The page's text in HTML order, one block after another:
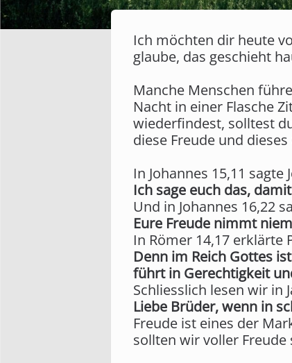
Ich möchten dir heute
glaube, das geschieht
Manche Menschen
Nacht in einer Flasche
wiederfindest, solltest
diese Freude und
In Johannes 15,11 sagte
Ich sage euch das,
Und in Johannes 16,22
Eure Freude nimmt
In Römer 14,17 erklärte
Denn im Reich Gottes
führt in Gerechtigkeit
Schliesslich lesen wir in
Liebe Brüder, wenn in
Freude ist eines der
sollten wir voller Freude